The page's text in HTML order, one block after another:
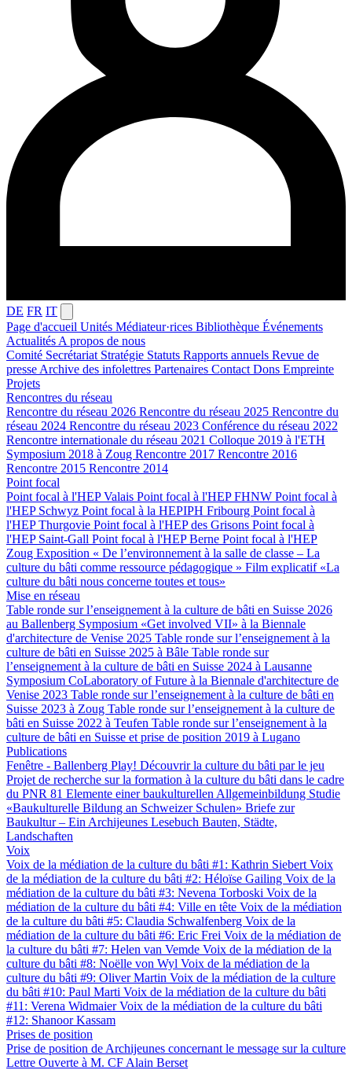
DE FR IT
Page d'accueil Unités Médiateur·rices Bibliothèque Événements
Actualités A propos de nous
Comité Secrétariat Stratégie Statuts Rapports annuels Revue de
presse Archive des infolettres Partenaires Contact Dons Empreinte
Projets
Rencontres du réseau
Rencontre du réseau 2026 Rencontre du réseau 2025 Rencontre du
réseau 2024 Rencontre du réseau 2023 Conférence du réseau 2022
Rencontre internationale du réseau 2021 Colloque 2019 à l'ETH
Symposium 2018 à Zoug Rencontre 2017 Rencontre 2016
Rencontre 2015 Rencontre 2014
Point focal
Point focal à l'HEP Valais Point focal à l'HEP FHNW Point focal à
l'HEP Schwyz Point focal à la HEPIPH Fribourg Point focal à
l'HEP Thurgovie Point focal à l'HEP des Grisons Point focal à
l'HEP Saint-Gall Point focal à l'HEP Berne Point focal à l'HEP
Zoug Exposition « De l’environnement à la salle de classe – La
culture du bâti comme ressource pédagogique » Film explicatif «La
culture du bâti nous concerne toutes et tous»
Mise en réseau
Table ronde sur l’enseignement à la culture de bâti en Suisse 2026
au Ballenberg Symposium «Get involved VII» à la Biennale
d'architecture de Venise 2025 Table ronde sur l’enseignement à la
culture de bâti en Suisse 2025 à Bâle Table ronde sur
l’enseignement à la culture de bâti en Suisse 2024 à Lausanne
Symposium CoLaboratory of Future à la Biennale d'architecture de
Venise 2023 Table ronde sur l’enseignement à la culture de bâti en
Suisse 2023 à Zoug Table ronde sur l’enseignement à la culture de
bâti en Suisse 2022 à Teufen Table ronde sur l’enseignement à la
culture de bâti en Suisse et prise de position 2019 à Lugano
Publications
Fenêtre - Ballenberg Play! Découvrir la culture du bâti par le jeu
Projet de recherche sur la formation à la culture du bâti dans le cadre
du PNR 81 Elemente einer baukulturellen Allgemeinbildung Studie
«Baukulturelle Bildung an Schweizer Schulen» Briefe zur
Baukultur – Ein Archijeunes Lesebuch Bauten, Städte,
Landschaften
Voix
Voix de la médiation de la culture du bâti #1: Kathrin Siebert Voix
de la médiation de la culture du bâti #2: Héloïse Gailing Voix de la
médiation de la culture du bâti #3: Nevena Torboski Voix de la
médiation de la culture du bâti #4: Ville en tête Voix de la médiation
de la culture du bâti #5: Claudia Schwalfenberg Voix de la
médiation de la culture du bâti #6: Eric Frei Voix de la médiation de
la culture du bâti #7: Helen van Vemde Voix de la médiation de la
culture du bâti #8: Noëlle von Wyl Voix de la médiation de la
culture du bâti #9: Oliver Martin Voix de la médiation de la culture
du bâti #10: Paul Marti Voix de la médiation de la culture du bâti
#11: Verena WidmaierVoix de la médiation de la culture du bâti
#12: Shanoor Kassam
Prises de position
Prise de position de Archijeunes concernant le message sur la culture
Lettre Ouverte à M. CF Alain Berset